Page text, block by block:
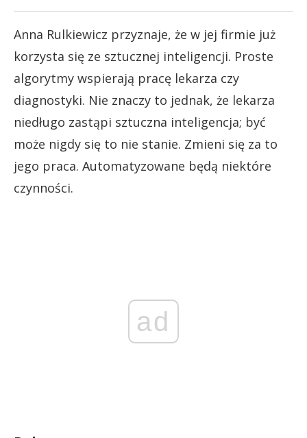
Anna Rulkiewicz przyznaje, że w jej firmie już
korzysta się ze sztucznej inteligencji. Proste
algorytmy wspierają pracę lekarza czy
diagnostyki. Nie znaczy to jednak, że lekarza
niedługo zastąpi sztuczna inteligencja; być
może nigdy się to nie stanie. Zmieni się za to
jego praca. Automatyzowane będą niektóre
czynności.
ad